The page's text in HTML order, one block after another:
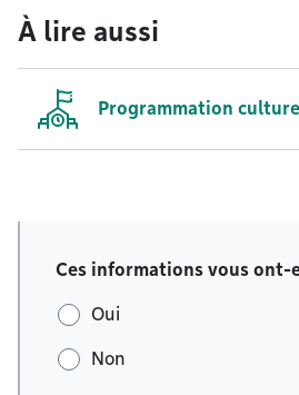
À lire aussi
Programmation
Ces informations vous ont-
Oui
Non